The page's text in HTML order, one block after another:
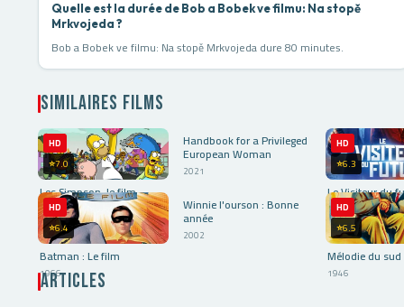
Quelle est la durée de Bob a Bobek ve filmu: Na stopě
Mrkvojeda ?
Bob a Bobek ve filmu: Na stopě Mrkvojeda dure 80 minutes.
Similaires Films
HD
⭐7.0
Les Simpson, le film
2007
HD
Handbook for a Privileged
European Woman
2021
HD
⭐6.3
Le Visiteur du
2022
HD
⭐6.4
Batman : Le film
1966
HD
⭐7.0
Winnie l'ourson : Bonne
année
2002
HD
⭐6.5
Mélodie du sud
1946
Articles